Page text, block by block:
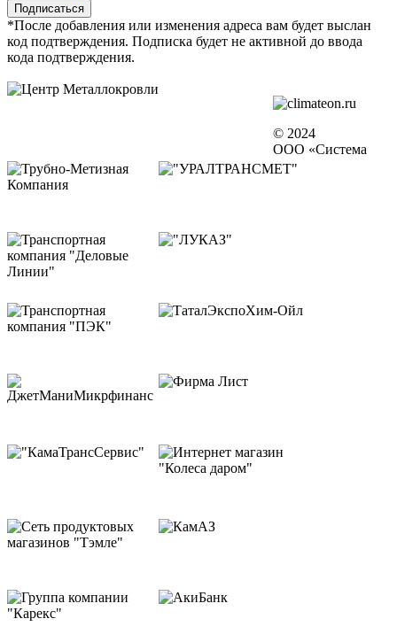
*После добавления или изменения адреса вам будет выслан
код подтверждения. Подписка будет не активной до ввода
кода подтверждения.
© 2024
ООО «Система